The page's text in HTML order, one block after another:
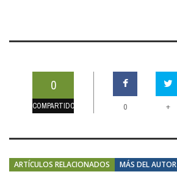
0
COMPARTIDOS 0 +
ARTÍCULOS RELACIONADOS MÁS DEL AUTOR